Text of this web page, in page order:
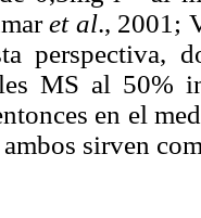
et al., 2001;
perspectiva,
MS al 50%
en el
ambos sirven